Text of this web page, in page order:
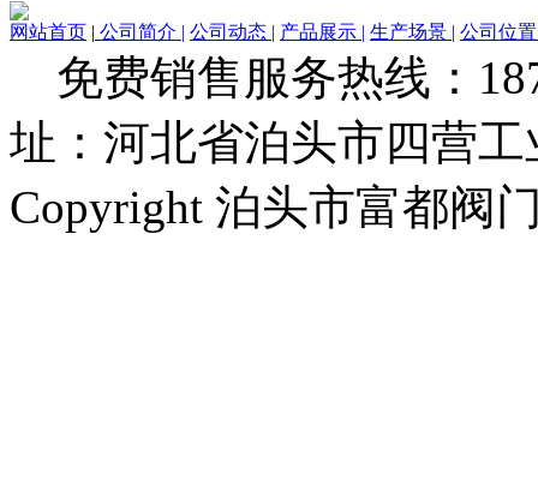
网站首页 | 公司简介 | 公司动态 | 产品展示 | 生产场景 | 公司位
免费销售服务热线：
址：河北省泊头市四营工
Copyright 泊头市富都阀